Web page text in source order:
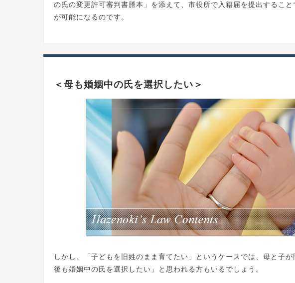
の氏の変更許可審判書謄本」を添えて、市役所で入籍届を提出するこ
が可能になるのです。
＜母も婚姻中の氏を選択したい＞
しかし、「子どもを旧姓のまま育てたい」というケースでは、母と子
後も婚姻中の氏を選択したい」と思われる方もいるでしょう。